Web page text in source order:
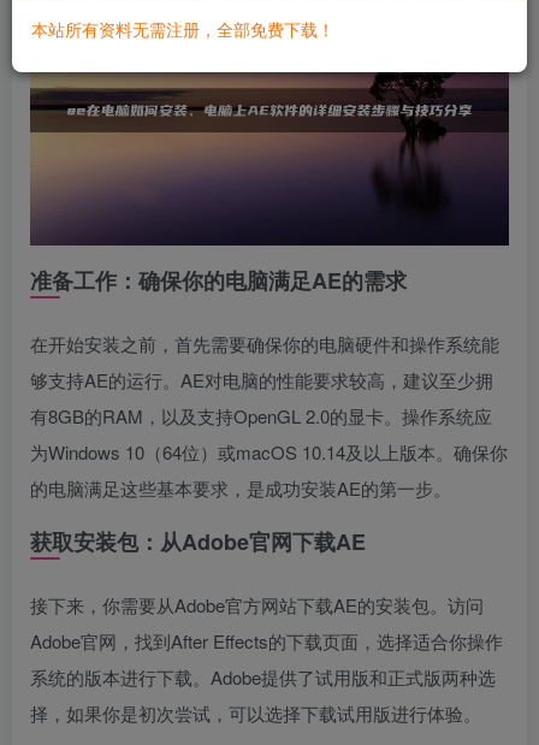
准备工作：确保你的电脑满足AE的需求
在开始安装之前，首先需要确保你的电脑硬件和操作系统能
够支持AE的运行。AE对电脑的性能要求较高，建议至少拥
有8GB的RAM，以及支持OpenGL 2.0的显卡。操作系统应
为Windows 10（64位）或macOS 10.14及以上版本。确保你
的电脑满足这些基本要求，是成功安装AE的第一步。
获取安装包：从Adobe官网下载AE
接下来，你需要从Adobe官方网站下载AE的安装包。访问
Adobe官网，找到After Effects的下载页面，选择适合你操作
系统的版本进行下载。Adobe提供了试用版和正式版两种选
择，如果你是初次尝试，可以选择下载试用版进行体验。
本站所有资料无需注册，全部免费下载！